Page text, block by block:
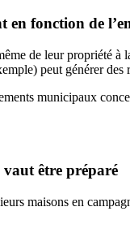
en fonction de
de leur propriété à
peut générer
municipaux
être préparé
maisons en